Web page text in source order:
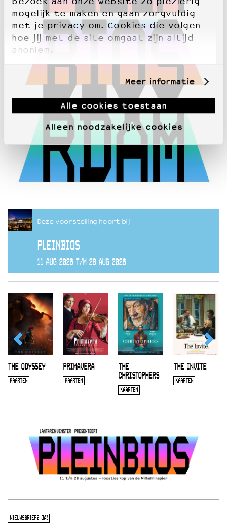
mogelijk te maken en gaan zorgvuldig
met je privacy om. Cookies die volgen
hoe jij met de site omgaat zijn altijd
anoniem.
Meer informatie
Alle cookies toestaan
Alleen noodzakelijke cookies
Deze voorstelling hoort bij
PLEINBIOS
11 AUG 2026 T/M 28 AUG 2026
THE ODYSSEY
KAARTEN
PRIMAVERA
KAARTEN
THE
CHRISTOPHERS
KAARTEN
THE INVITE
KAARTEN
NIEUWSBRIEF? JA!